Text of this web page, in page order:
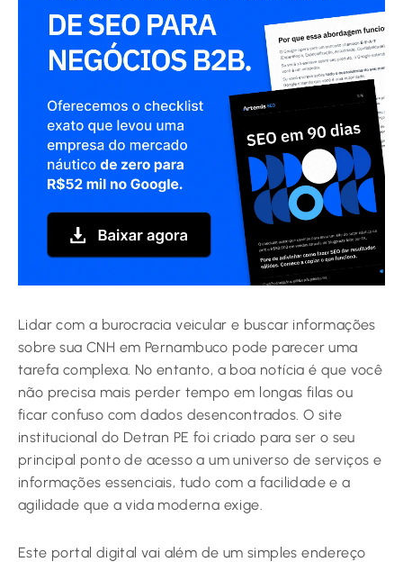
Lidar com a burocracia veicular e buscar informações
sobre sua CNH em Pernambuco pode parecer uma
tarefa complexa. No entanto, a boa notícia é que você
não precisa mais perder tempo em longas filas ou
ficar confuso com dados desencontrados. O site
institucional do Detran PE foi criado para ser o seu
principal ponto de acesso a um universo de serviços e
informações essenciais, tudo com a facilidade e a
agilidade que a vida moderna exige.
Este portal digital vai além de um simples endereço